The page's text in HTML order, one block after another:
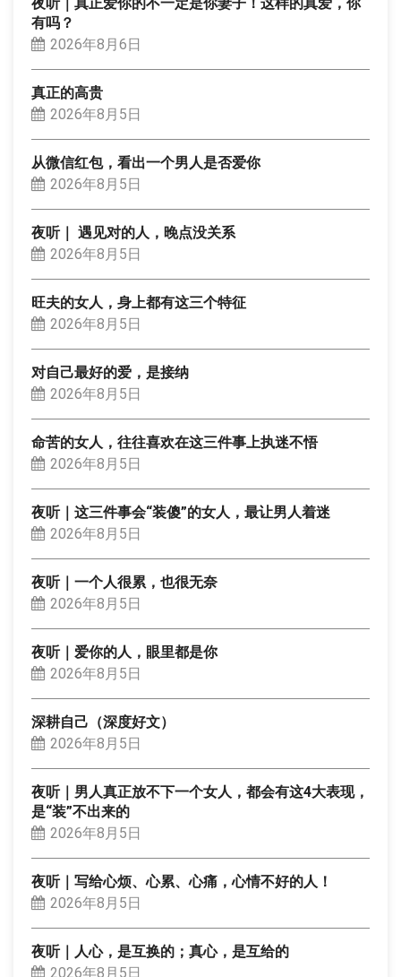
有吗？
2026年8月6日
真正的高贵
2026年8月5日
从微信红包，看出一个男人是否爱你
2026年8月5日
夜听｜ 遇见对的人，晚点没关系
2026年8月5日
旺夫的女人，身上都有这三个特征
2026年8月5日
对自己最好的爱，是接纳
2026年8月5日
命苦的女人，往往喜欢在这三件事上执迷不悟
2026年8月5日
夜听｜这三件事会“装傻”的女人，最让男人着迷
2026年8月5日
夜听｜一个人很累，也很无奈
2026年8月5日
夜听｜爱你的人，眼里都是你
2026年8月5日
深耕自己（深度好文）
2026年8月5日
夜听｜男人真正放不下一个女人，都会有这4大表现，
是“装”不出来的
2026年8月5日
夜听｜写给心烦、心累、心痛，心情不好的人！
2026年8月5日
夜听｜人心，是互换的；真心，是互给的
2026年8月5日